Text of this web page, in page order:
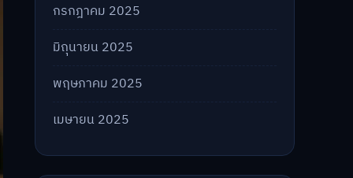
กรกฎาคม 2025
มิถุนายน 2025
พฤษภาคม 2025
เมษายน 2025